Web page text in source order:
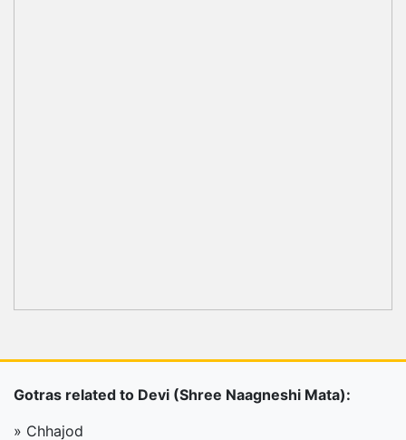
Gotras related to Devi (Shree Naagneshi Mata):
» Chhajod